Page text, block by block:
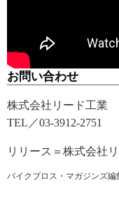
お問い合わせ
株式会社リード工業
TEL／03-3912-2751
リリース＝株式会社
バイクブロス・マガジンズ編